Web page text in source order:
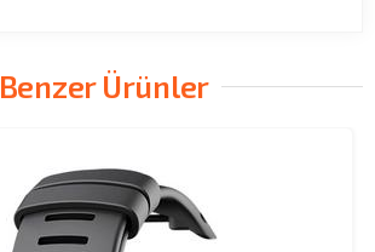
Benzer Ürünler